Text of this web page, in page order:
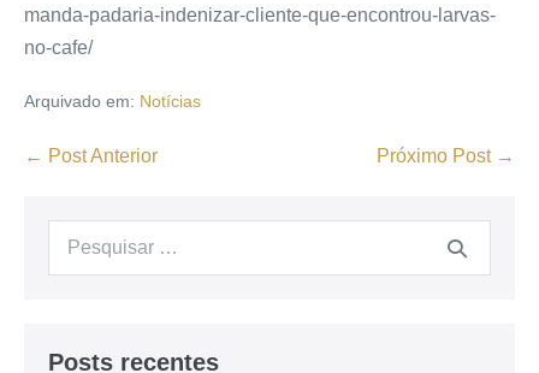
manda-padaria-indenizar-cliente-que-encontrou-larvas-
no-cafe/
Arquivado em: Notícias
← Post Anterior Próximo Post →
Posts recentes